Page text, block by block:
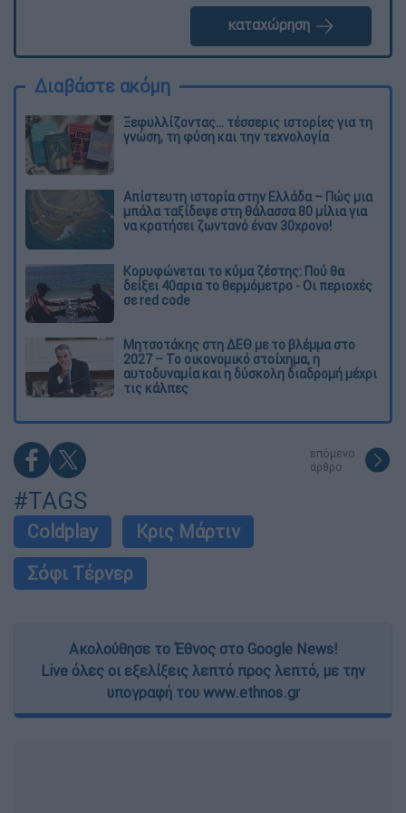
καταχώρηση
Διαβάστε ακόμη
Ξεφυλλίζοντας... τέσσερις ιστορίες για τη
γνώση, τη φύση και την τεχνολογία
Απίστευτη ιστορία στην Ελλάδα – Πώς μια
μπάλα ταξίδεψε στη θάλασσα 80 μίλια για
να κρατήσει ζωντανό έναν 30χρονο!
Κορυφώνεται το κύμα ζέστης: Πού θα
δείξει 40αρια το θερμόμετρο - Οι περιοχές
σε red code
Μητσοτάκης στη ΔΕΘ με το βλέμμα στο
2027 – Το οικονομικό στοίχημα, η
αυτοδυναμία και η δύσκολη διαδρομή μέχρι
τις κάλπες
επόμενο
άρθρο
#TAGS
Coldplay
Κρις Μάρτιν
Σόφι Τέρνερ
Ακολούθησε το Έθνος στο Google News!
Live όλες οι εξελίξεις λεπτό προς λεπτό, με την
υπογραφή του www.ethnos.gr